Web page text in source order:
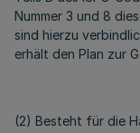
Nummer 3 und 8
sind hierzu
erhält den Plan zur
(2) Besteht für die